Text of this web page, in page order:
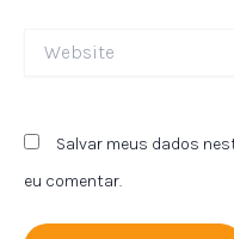
Salvar meus dados
eu comentar.